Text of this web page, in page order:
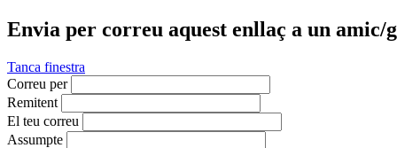
Envia per correu aquest enllaç a un amic/
Tanca finestra
Correu per
Remitent
El teu correu
Assumpte